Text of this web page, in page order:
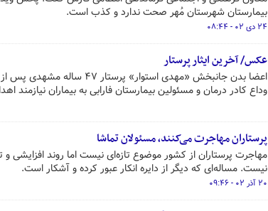
بیمارستان شهرستان مُهر صحت ندارد و کذب است.
۲۴ دی ۰۲ - ۰۸:۴۴
عکس/ آخرین ایثار پرستار
اعضا بدن جانبخش «مهدی
وداع کادر درمان و مسئولین بیمارستان فارابی به بیماران نیازمند
پرستاران مهاجرت می‌کنند، مسئولان تماشا
مهاجرت پرستاران از کشور موضوع تازه‌ای نیست اما روند
نیست. مساله‌ای که دیگر از دایره انکار عبور کرده و آشکار است.
۲۰ آذر ۰۲ - ۰۹:۴۶